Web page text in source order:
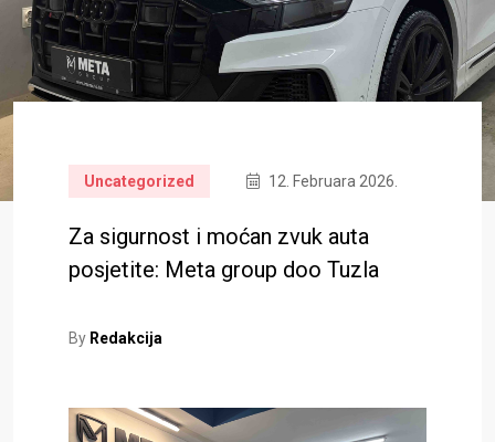
Uncategorized 12. Februara 2026.
Za sigurnost i moćan zvuk auta
posjetite: Meta group doo Tuzla
By Redakcija